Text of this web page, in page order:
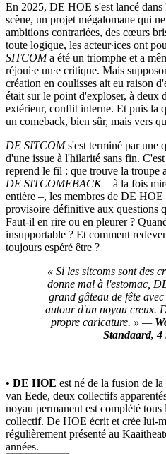
En 2025, DE HOE s'est lancé
scène, un projet mégalomane qui
ambitions contrariées, des cœurs
toute logique, les acteur∙ices ont
SITCOMa été un triomphe et a
réjoui∙e un∙e critique. Mais
création en coulisses ait eu raison
était sur le point d'exploser, à deux
extérieur, conflit interne. Et puis la
un comeback, bien sûr, mais vers
DE SITCOMs'est terminé par une
d'une issue à l'hilarité sans fin.
reprend le fil : que trouve la troupe
DE SITCOMEBACK– à la fois
entière –, les membres de DE
provisoire définitive aux questions
Faut-il en rire ou en pleurer ?
insupportable ? Et comment
toujours espéré être ?
« Si les sitcoms sont des
donne mal à l'estomac,
grand gâteau de fête
autour d'un noyau creux.
propre caricature. » —
Standaard, 4
• DE HOE est né de la fusion de
van Eede, deux collectifs
noyau permanent est complété
collectif. De HOE écrit et crée lui-
régulièrement présenté au
années.